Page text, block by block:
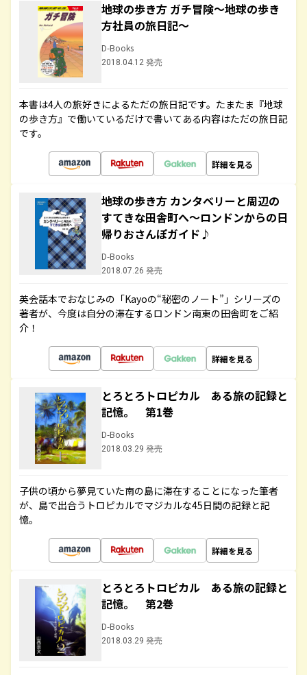
地球の歩き方 ガチ冒険～地球の歩き
方社員の旅日記～
D-Books
2018.04.12 発売
本書は4人の旅好きによるただの旅日記です。たまたま『地球
の歩き方』で働いているだけで書いてある内容はただの旅日記
です。
詳細を見る
地球の歩き方 カンタベリーと周辺の
すてきな田舎町へ～ロンドンからの日
帰りおさんぽガイド♪
D-Books
2018.07.26 発売
英会話本でおなじみの「Kayoの“秘密のノート”」シリーズの
著者が、今度は自分の滞在するロンドン南東の田舎町をご紹
介！
詳細を見る
とろとろトロピカル ある旅の記録と
記憶。 第1巻
D-Books
2018.03.29 発売
子供の頃から夢見ていた南の島に滞在することになった筆者
が、島で出合うトロピカルでマジカルな45日間の記録と記
憶。
詳細を見る
とろとろトロピカル ある旅の記録と
記憶。 第2巻
D-Books
2018.03.29 発売